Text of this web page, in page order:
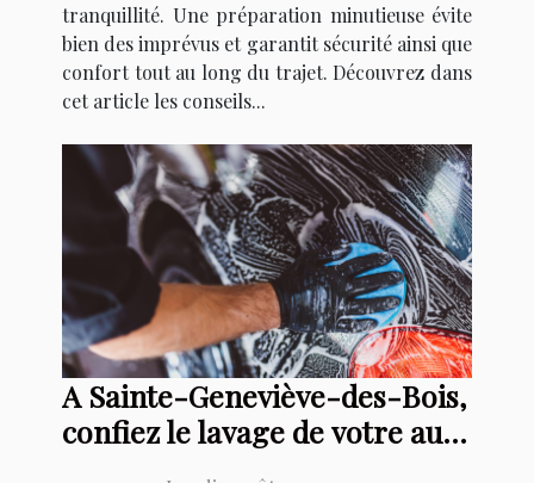
tranquillité. Une préparation minutieuse évite
bien des imprévus et garantit sécurité ainsi que
confort tout au long du trajet. Découvrez dans
cet article les conseils...
A Sainte-Geneviève-des-Bois,
confiez le lavage de votre auto